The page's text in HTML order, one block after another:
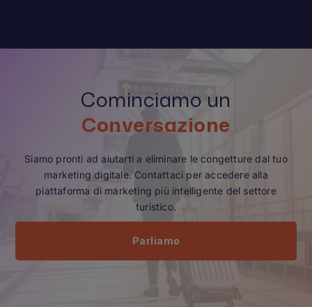
Cominciamo un
Conversazione
Siamo pronti ad aiutarti a eliminare le congetture dal tuo
marketing digitale. Contattaci per accedere alla
piattaforma di marketing più intelligente del settore
turistico.
Parliamo